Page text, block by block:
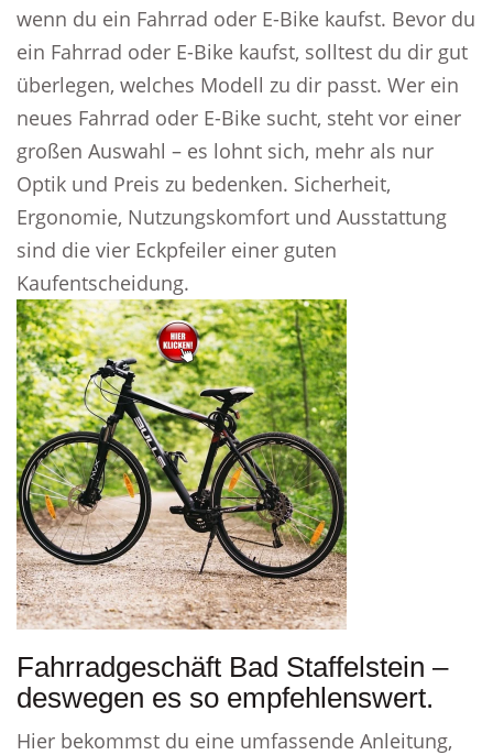
wenn du ein Fahrrad oder E-Bike kaufst. Bevor du
ein Fahrrad oder E-Bike kaufst, solltest du dir gut
überlegen, welches Modell zu dir passt. Wer ein
neues Fahrrad oder E-Bike sucht, steht vor einer
großen Auswahl – es lohnt sich, mehr als nur
Optik und Preis zu bedenken. Sicherheit,
Ergonomie, Nutzungskomfort und Ausstattung
sind die vier Eckpfeiler einer guten
Kaufentscheidung.
Fahrradgeschäft Bad Staffelstein –
deswegen es so empfehlenswert.
Hier bekommst du eine umfassende Anleitung,